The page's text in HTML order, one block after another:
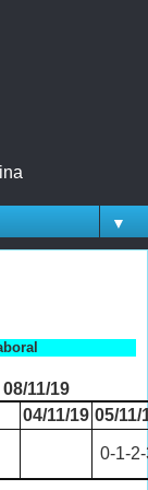
▼
11/19
04/11/19 05/11/
0-1-